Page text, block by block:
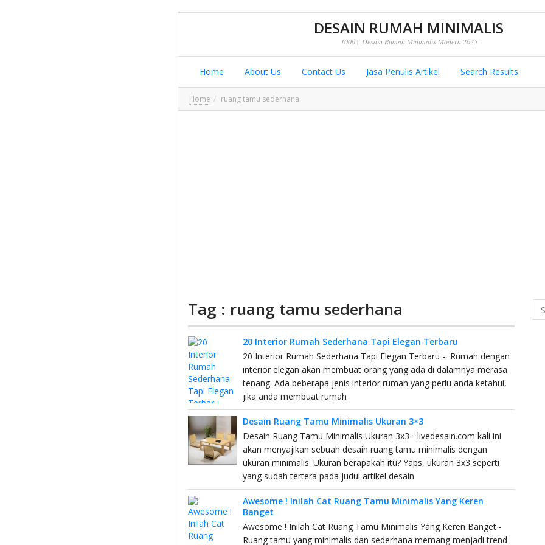
DESAIN RUMAH MINIMALIS
1000+ Desain Rumah Minimalis Modern 2025
Home About Us Contact Us Jasa Penulis Artikel Search Results
Home ruang tamu sederhana
Tag : ruang tamu sederhana
20 Interior Rumah Sederhana Tapi Elegan Terbaru
20 Interior Rumah Sederhana Tapi Elegan Terbaru - Rumah dengan
interior elegan akan membuat orang yang ada di dalamnya merasa
tenang. Ada beberapa jenis interior rumah yang perlu anda ketahui,
jika anda membuat rumah
Desain Ruang Tamu Minimalis Ukuran 3×3
Desain Ruang Tamu Minimalis Ukuran 3x3 - livedesain.com kali ini
akan menyajikan sebuah desain ruang tamu minimalis dengan
ukuran minimalis. Ukuran berapakah itu? Yaps, ukuran 3x3 seperti
yang sudah tertera pada judul artikel desain
Awesome ! Inilah Cat Ruang Tamu Minimalis Yang Keren
Banget
Awesome ! Inilah Cat Ruang Tamu Minimalis Yang Keren Banget -
Ruang tamu yang minimalis dan sederhana memang menjadi trend